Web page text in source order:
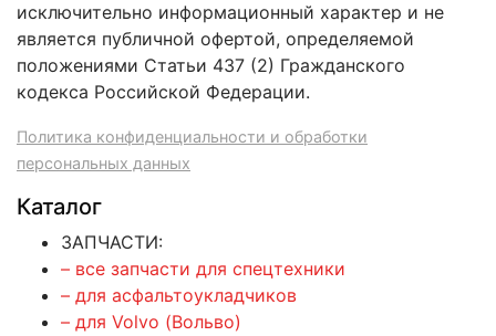
исключительно информационный характер и не
является публичной офертой, определяемой
положениями Статьи 437 (2) Гражданского
кодекса Российской Федерации.
Политика конфиденциальности и обработки
персональных данных
Каталог
ЗАПЧАСТИ:
– все запчасти для спецтехники
– для асфальтоукладчиков
– для Volvo (Вольво)